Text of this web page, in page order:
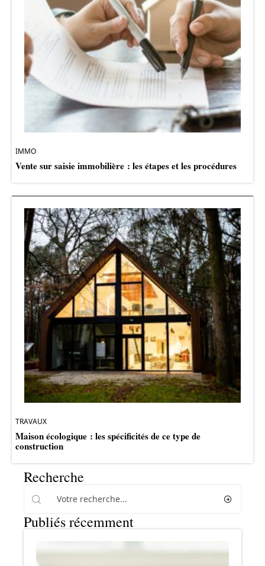
IMMO
Vente sur saisie immobilière : les étapes et les procédures
TRAVAUX
Maison écologique : les spécificités de ce type de
construction
Recherche
Publiés récemment